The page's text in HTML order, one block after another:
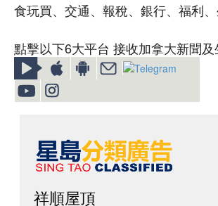
食玩買、交通、報稅、銀行、福利、
點擊以下6大平台 接收加拿大新聞